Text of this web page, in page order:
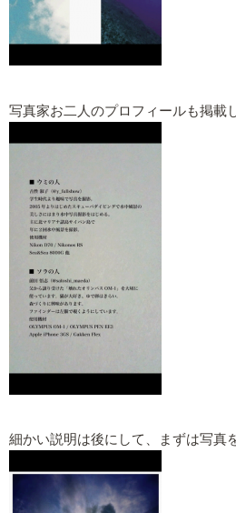
写真家お二人のプロフィールも掲載
細かい説明は後にして、まずは写真